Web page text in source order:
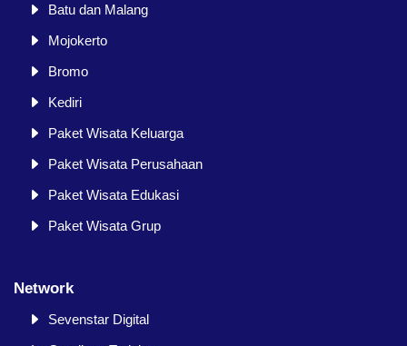
Batu dan Malang
Mojokerto
Bromo
Kediri
Paket Wisata Keluarga
Paket Wisata Perusahaan
Paket Wisata Edukasi
Paket Wisata Grup
Network
Sevenstar Digital